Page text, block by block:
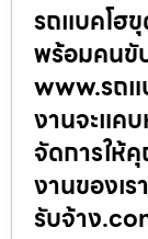
รถแบคโฮ
พร้อมคนขั
www.รถแ
งานจะแค
จัดการให้
งานของเ
รับจ้าง